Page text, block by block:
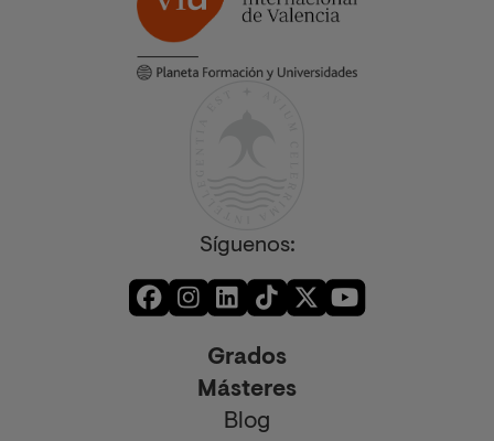
Síguenos:
Grados
Másteres
Blog